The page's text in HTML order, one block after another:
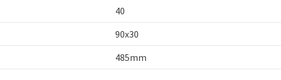
40
90x30
485mm